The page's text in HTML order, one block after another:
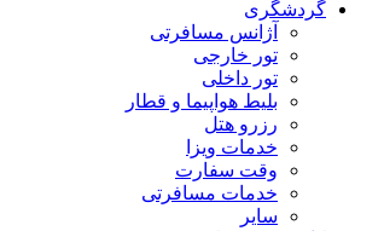
گردشگری
آژانس مسافرتی
تور خارجی
تور داخلی
بلیط هواپیما و قطار
رزرو هتل
خدمات ویزا
وقت سفارت
خدمات مسافرتی
سایر